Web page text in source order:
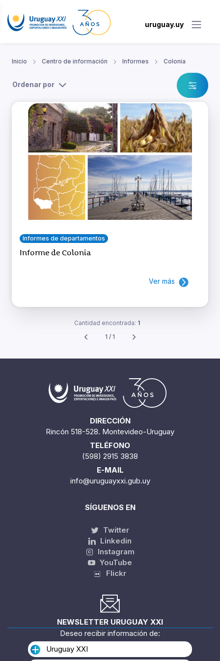
uruguay.uy
Inicio Centro de información Informes Colonia
Ordenar por
Informes de departamentos
Informe de Colonia
Ver más
Cantidad encontrada: 1
1 / 1
DIRECCIÓN
Rincón 518-528. Montevideo-Uruguay
TELÉFONO
(598) 2915 3838
E-MAIL
info@uruguayxxi.gub.uy
SÍGUENOS EN
Twitter
Linkedin
Instagram
YouTube
Flickr
NEWSLETTER URUGUAY XXI
Deseo recibir información de:
Uruguay XXI